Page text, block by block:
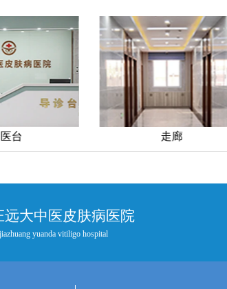
台 走廊
远大中医皮肤病医院
yuanda vitiligo hospital